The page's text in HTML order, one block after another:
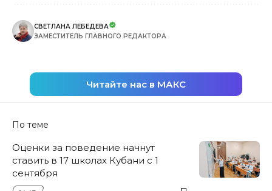
СВЕТЛАНА ЛЕБЕДЕВА
ЗАМЕСТИТЕЛЬ ГЛАВНОГО РЕДАКТОРА
Читайте нас в МАКС
По теме
Оценки за поведение начнут
ставить в 17 школах Кубани с 1
сентября